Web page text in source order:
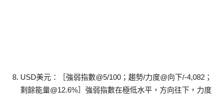
USD美元：［強弱指數@5/100；趨勢/力度@向下/-4,082；
剩餘能量@12.6%］強弱指數在極低水平，方向往下，力度